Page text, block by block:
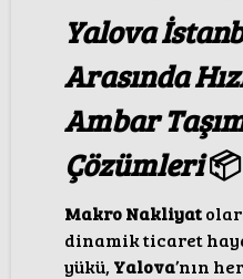
Yalova
Arasında
Ambar
Çözümleri📦
Makro Nakliyat
dinamik ticaret
yükü, Yalova’nın